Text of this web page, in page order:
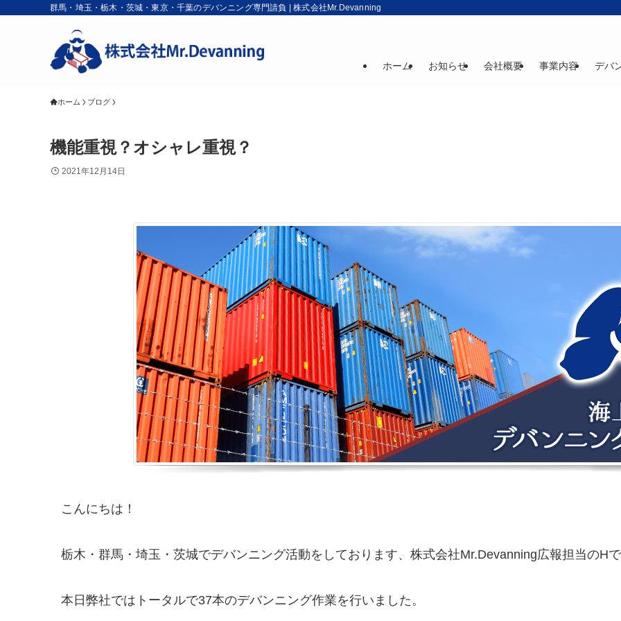
群馬・埼玉・栃木・茨城・東京・千葉のデバンニング専門請負 | 株式会社Mr.Devanning
ホーム お知らせ 会社概要 事業内容 デバ
ホーム ブログ
機能重視？オシャレ重視？
2021年12月14日
こんにちは！
栃木・群馬・埼玉・茨城でデバンニング活動をしております、株式会社Mr.Devanning広報担当のH
本日弊社ではトータルで37本のデバンニング作業を行いました。